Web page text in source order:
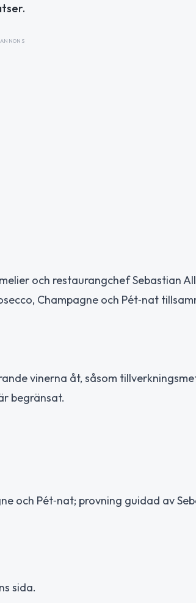
ANNONS
och restaurangchef Sebastian
Champagne och Pét‑nat
vinerna åt, såsom
begränsat.
och Pét‑nat; provning guidad av
sida.